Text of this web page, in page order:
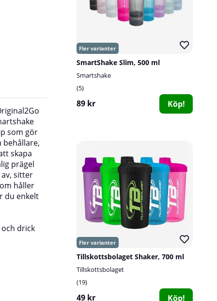
SmartShake Slim, 500 ml
Smartshake
5
89 kr Köp!
Tillskottsbolaget Shaker, 700 ml
Tillskottsbolaget
19
49 kr Köp!
som gör
behållare,
skapa
prägel
sitter
håller
du enkelt
drick
återhämtningspulver, som du enkelt blandar
shakerns övre markering, men hela 800ml
Information:
- Extra tjocka gängor på locket som gör det
- Koniskt galler, trycks enkelt fast i locket och
klumpar samt ger dina drinkar den perfekta